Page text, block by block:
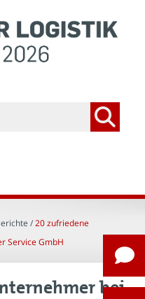
/20 zufriedene
Service GmbH
bei